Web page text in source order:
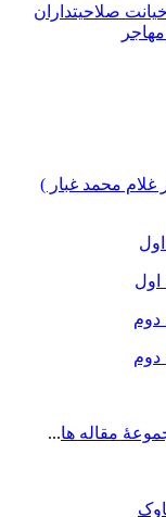
صلاحیتداران
غلام محمد غبار )
اول
دوم
دوم
مقاله ها...